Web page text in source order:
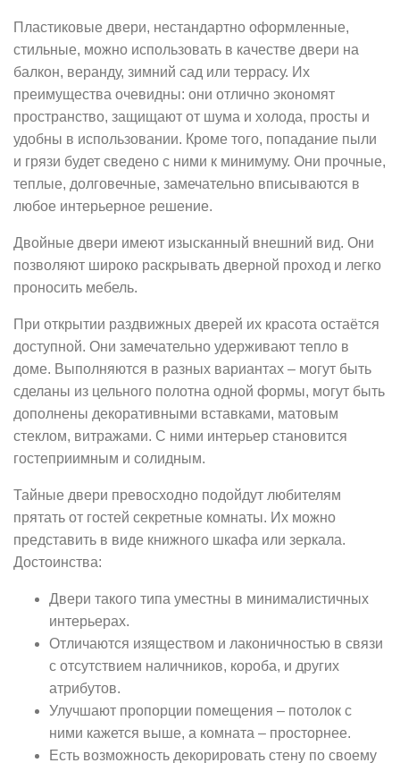
Пластиковые двери, нестандартно оформленные,
стильные, можно использовать в качестве двери на
балкон, веранду, зимний сад или террасу. Их
преимущества очевидны: они отлично экономят
пространство, защищают от шума и холода, просты и
удобны в использовании. Кроме того, попадание пыли
и грязи будет сведено с ними к минимуму. Они прочные,
теплые, долговечные, замечательно вписываются в
любое интерьерное решение.
Двойные двери имеют изысканный внешний вид. Они
позволяют широко раскрывать дверной проход и легко
проносить мебель.
При открытии раздвижных дверей их красота остаётся
доступной. Они замечательно удерживают тепло в
доме. Выполняются в разных вариантах – могут быть
сделаны из цельного полотна одной формы, могут быть
дополнены декоративными вставками, матовым
стеклом, витражами. С ними интерьер становится
гостеприимным и солидным.
Тайные двери превосходно подойдут любителям
прятать от гостей секретные комнаты. Их можно
представить в виде книжного шкафа или зеркала.
Достоинства:
Двери такого типа уместны в минималистичных
интерьерах.
Отличаются изяществом и лаконичностью в связи
с отсутствием наличников, короба, и других
атрибутов.
Улучшают пропорции помещения – потолок с
ними кажется выше, а комната – просторнее.
Есть возможность декорировать стену по своему